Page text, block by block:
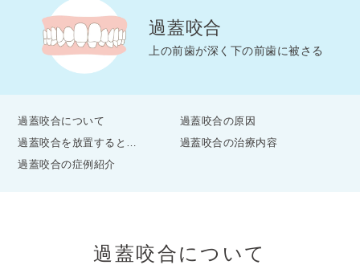
過蓋咬合
上の前歯が深く下の前歯に被さる
過蓋咬合について
過蓋咬合の原因
過蓋咬合を放置すると…
過蓋咬合の治療内容
過蓋咬合の症例紹介
過蓋咬合について